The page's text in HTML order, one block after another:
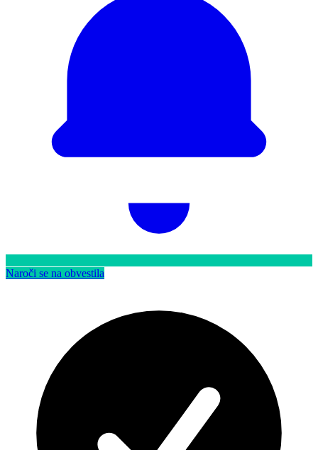
Naroči se na obvestila